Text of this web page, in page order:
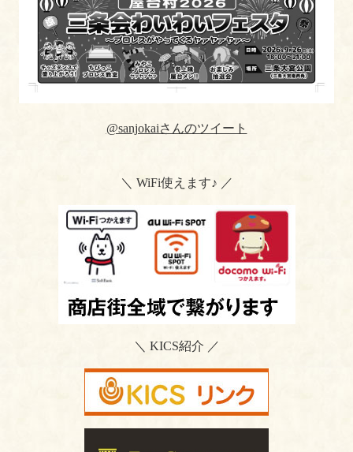
@sanjokaiさんのツイート
＼ WiFi使えます♪ ／
＼ KICS紹介 ／